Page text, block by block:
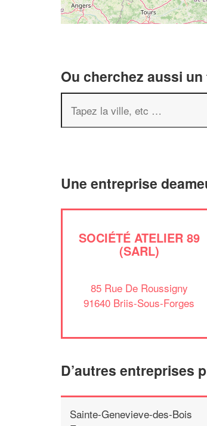
Ou cherchez aussi
Une entreprise
SOCIÉTÉ ATELIER 89
(SARL)
85 Rue De Roussigny
91640 Briis-Sous-Forges
D’autres entreprises
Sainte-Genevieve-des-Bois